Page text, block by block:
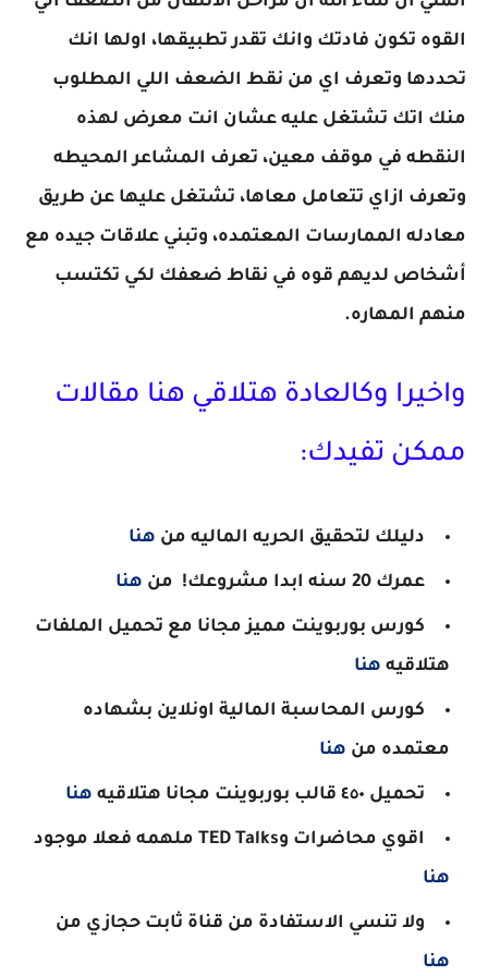
القوه تكون فادتك وانك تقدر تطبيقها، اولها انك
تحددها وتعرف اي من نقط الضعف اللي المطلوب
منك اتك تشتغل عليه عشان انت معرض لهذه
النقطه في موقف معين، تعرف المشاعر المحيطه
وتعرف ازاي تتعامل معاها، تشتغل عليها عن طريق
معادله الممارسات المعتمده، وتبني علاقات جيده مع
أشخاص لديهم قوه في نقاط ضعفك لكي تكتسب
منهم المهاره.
واخيرا وكالعادة هتلاقي هنا مقالات
ممكن تفيدك:
دليلك لتحقيق الحريه الماليه من هنا
عمرك 20 سنه ابدا مشروعك! من هنا
كورس بوربوينت مميز مجانا مع تحميل الملفات
هتلاقيه هنا
كورس المحاسبة المالية اونلاين بشهاده
معتمده من هنا
تحميل ٤٥٠ قالب بوربوينت مجانا هتلاقيه هنا
اقوي محاضرات وTED Talks ملهمه فعلا موجود
هنا
ولا تنسي الاستفادة من قناة ثابت حجازي من
هنا